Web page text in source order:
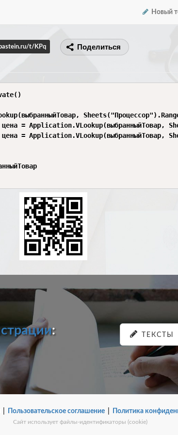
Новый
t/KPq Поделиться
= Application.VLookup(выбранныйТовар,
= Application.VLookup(выбранныйТовар,
: ТЕКСТЫ
| Пользовательское соглашение| Политика
Сайт использует файлы-идентификаторы (cookie)